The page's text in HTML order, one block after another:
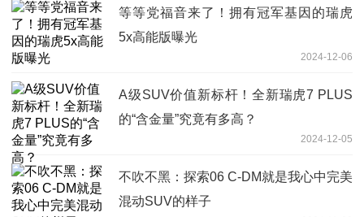
等等党福音来了！拥有冠军基因的瑞虎
5x高能版曝光
2024-12-06
A级SUV价值新标杆！全新瑞虎7 PLUS
的“含金量”究竟有多高？
2024-12-05
不吹不黑：探索06 C-DM就是我心中完美
混动SUV的样子